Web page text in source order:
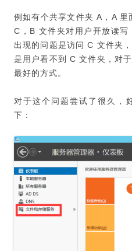
例如有个共享文件夹 A，A
C，B 文件夹对用户开放读
出现的问题是访问 C 文件夹
是用户看不到 C 文件夹，对
最好的方式。
对于这个问题尝试了很久，
下：